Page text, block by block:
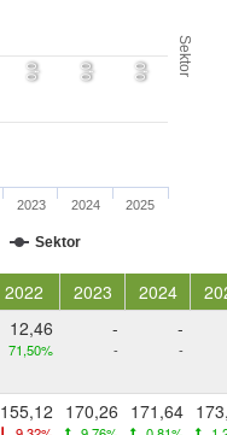
Sektor
0,0 0,0 0,0
Sektor
2023 2024 2025
2022 2023 2024
12,46
71,50%
-
-
-
-
155,12 170,26 171,64